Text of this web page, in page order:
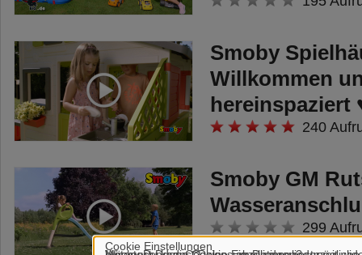
Smoby
Willkommen
hereinspaziert
240
Smoby GM
299